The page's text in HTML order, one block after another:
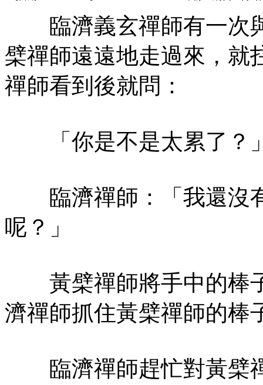
臨濟義玄禪師有一次
檗禪師遠遠地走過來，就
禪師看到後就問：
「你是不是太累了？
臨濟禪師：「我還沒
呢？」
黃檗禪師將手中的棒
濟禪師抓住黃檗禪師的棒
臨濟禪師趕忙對黃檗